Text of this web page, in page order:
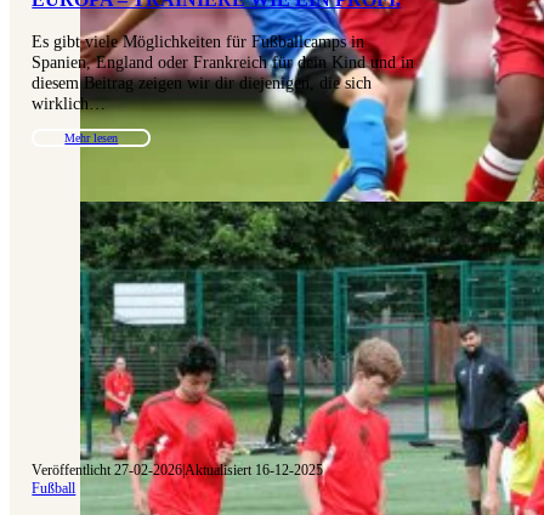
Es gibt viele Möglichkeiten für Fußballcamps in
Spanien, England oder Frankreich für dein Kind und in
diesem Beitrag zeigen wir dir diejenigen, die sich
wirklich…
Mehr lesen
Veröffentlicht 27-02-2026|Aktualisiert 16-12-2025
Fußball